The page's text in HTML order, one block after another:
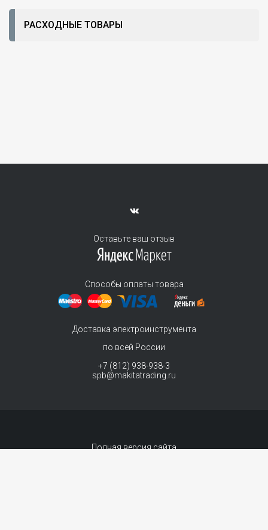
РАСХОДНЫЕ ТОВАРЫ
Оставьте ваш отзыв
Способы оплаты товара
Доставка электроинструмента
по всей России
+7 (812) 938-938-3
spb@makitatrading.ru
Полная версия сайта